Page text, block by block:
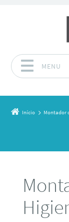
MENU
Início Montador